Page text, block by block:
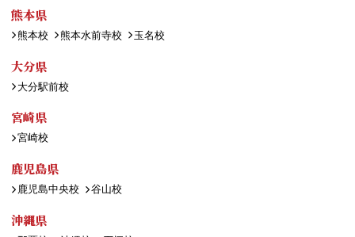
熊本県
熊本校 熊本水前寺校 玉名校
大分県
大分駅前校
宮崎県
宮崎校
鹿児島県
鹿児島中央校 谷山校
沖縄県